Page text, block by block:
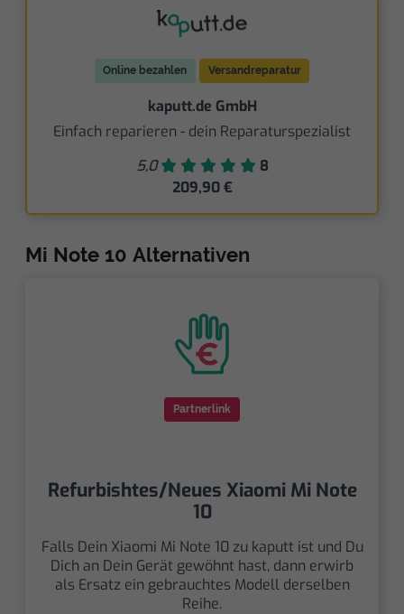
Online bezahlen Versandreparatur
kaputt.de GmbH
Einfach reparieren - dein Reparaturspezialist
5,0
8
209,90 €
Mi Note 10 Alternativen
Partnerlink
Refurbishtes/Neues Xiaomi Mi Note
10
Falls Dein Xiaomi Mi Note 10 zu kaputt ist und Du
Dich an Dein Gerät gewöhnt hast, dann erwirb
als Ersatz ein gebrauchtes Modell derselben
Reihe.